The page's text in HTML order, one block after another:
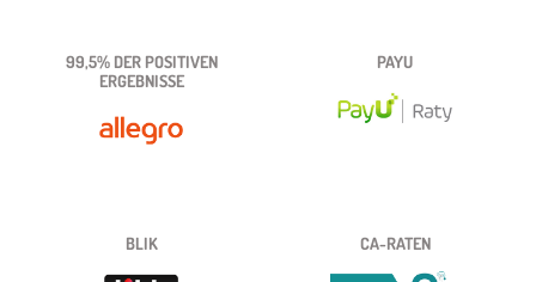
99,5% DER POSITIVEN
ERGEBNISSE
PAYU
BLIK CA-RATEN